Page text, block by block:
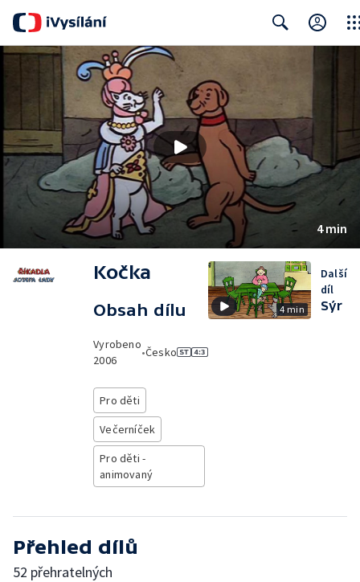
4 min
Kočka
Obsah dílu
Vyrobeno
2006
•Česko
Pro děti
Večerníček
Pro děti -
animovaný
4 min
Další
díl
Sýr
Přehled dílů
52 přehratelných